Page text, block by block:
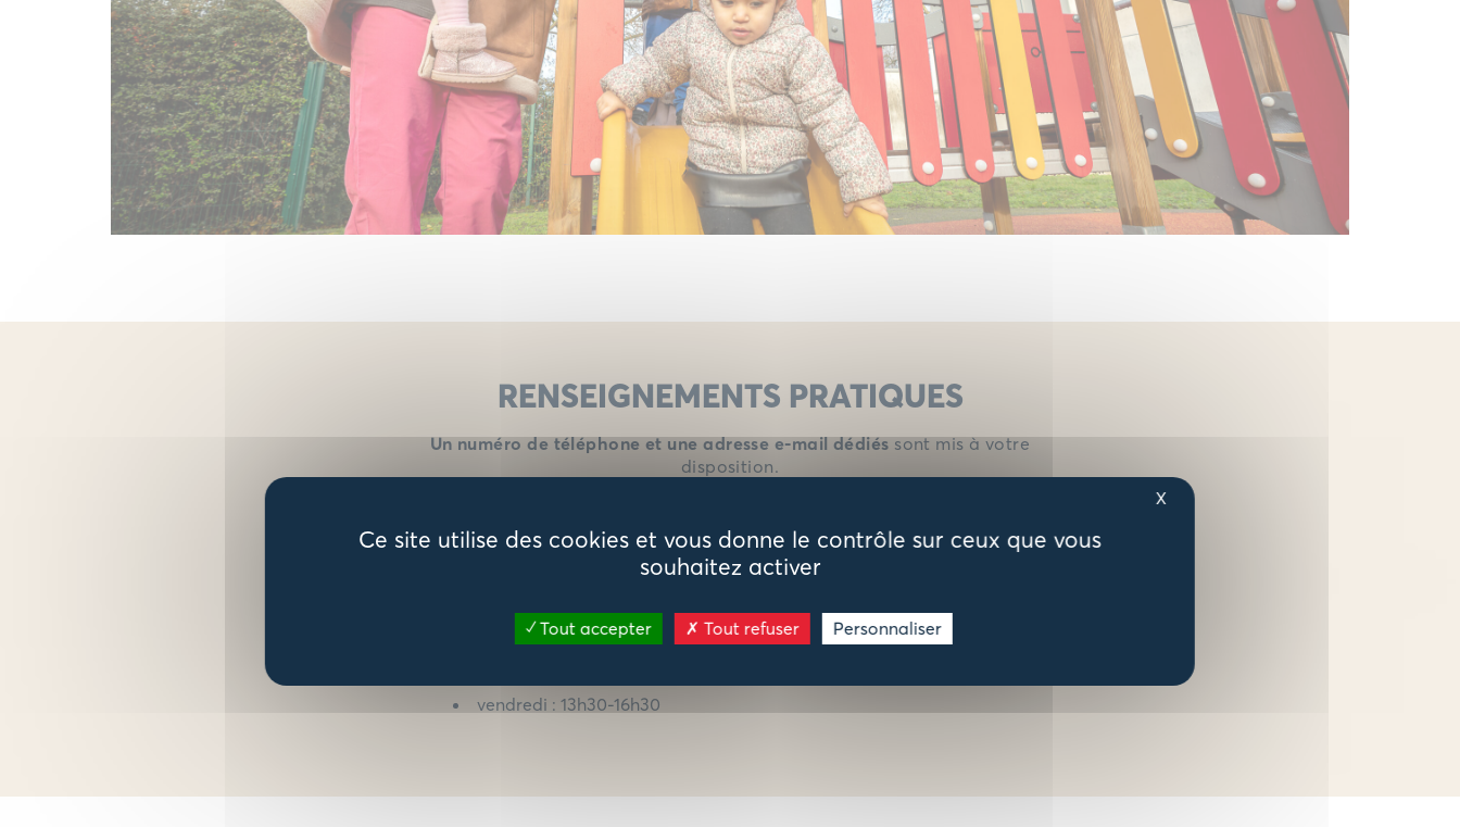
X
Ce site utilise des cookies et vous donne le contrôle sur ceux que vous
souhaitez activer
Tout accepter Tout refuser Personnaliser
RENSEIGNEMENTS PRATIQUES
Un numéro de téléphone et une adresse e-mail dédiéssont mis à votre
disposition.
questions en direct.
Lundi : 13h30-17h00
Mercredi : 9h-11h30 / 13h30-17h00
vendredi : 13h30-16h30